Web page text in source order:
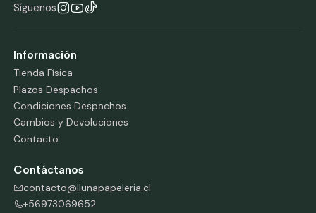
Síguenos
Información
Tienda Física
Plazos Despachos
Condiciones Despachos
Cambios y Devoluciones
Contacto
Contáctanos
contacto@llunapapeleria.cl
+56973069652